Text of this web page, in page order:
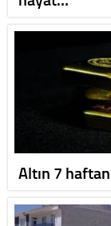
Altın 7